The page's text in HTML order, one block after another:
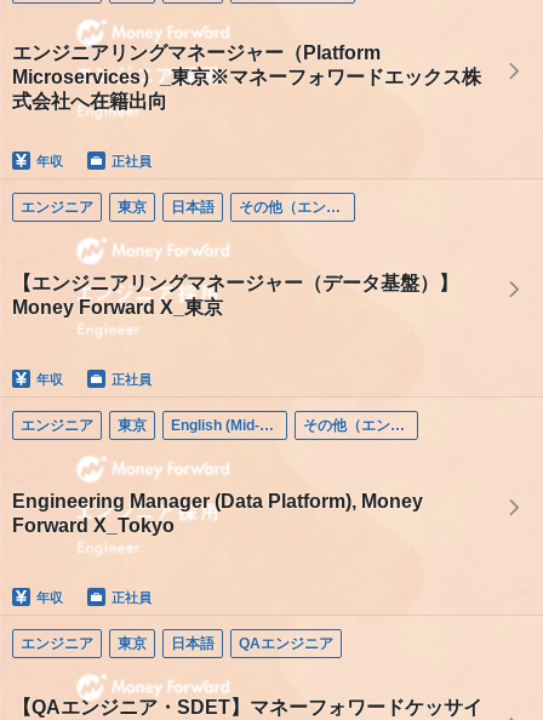
エンジニアリングマネージャー（Platform
Microservices）_東京※マネーフォワードエックス株
式会社へ在籍出向
年収 正社員
エンジニア 東京 日本語 その他（エンジニア）
【エンジニアリングマネージャー（データ基盤）】
Money Forward X_東京
年収 正社員
エンジニア 東京 English (Mid-career) その他（エンジニア）
Engineering Manager (Data Platform), Money
Forward X_Tokyo
年収 正社員
エンジニア 東京 日本語 QAエンジニア
【QAエンジニア・SDET】マネーフォワードケッサイ